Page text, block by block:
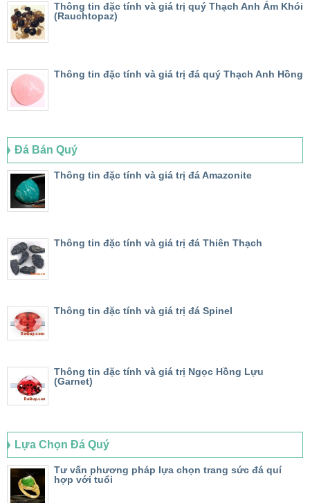
Thông tin đặc tính và giá trị quý Thạch Anh Ám Khói
(Rauchtopaz)
Thông tin đặc tính và giá trị đá quý Thạch Anh Hồng
Đá Bán Quý
Thông tin đặc tính và giá trị đá Amazonite
Thông tin đặc tính và giá trị đá Thiên Thạch
Thông tin đặc tính và giá trị đá Spinel
Thông tin đặc tính và giá trị Ngọc Hồng Lựu
(Garnet)
Lựa Chọn Đá Quý
Tư vấn phương pháp lựa chọn trang sức đá quí
hợp với tuổi